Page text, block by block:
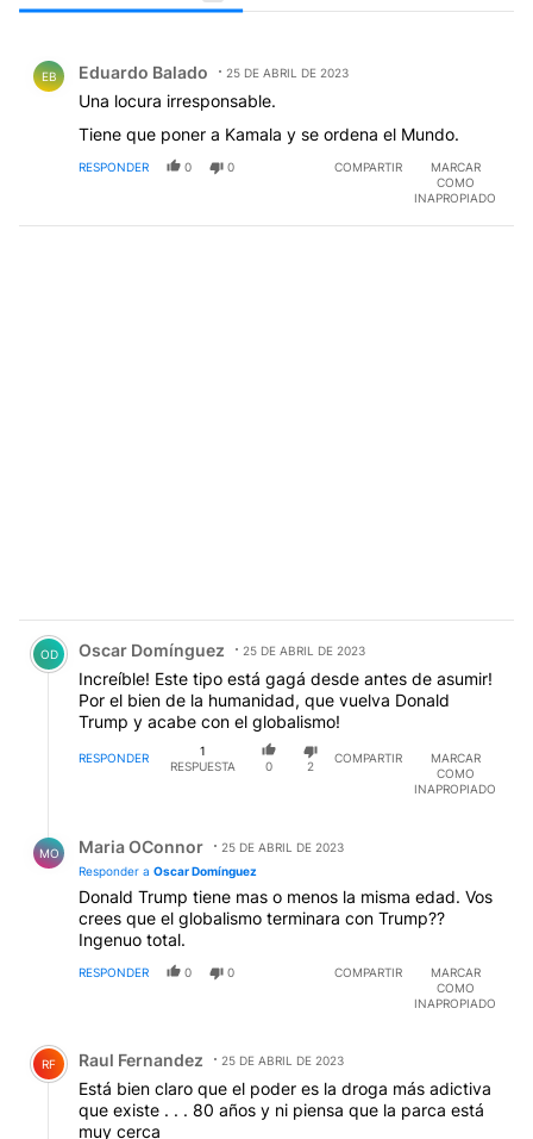
EB Eduardo Balado 25 DE ABRIL DE 2023
Una locura irresponsable.
Tiene que poner a Kamala y se ordena el Mundo.
RESPONDER 0 0 COMPARTIR
MARCAR
COMO
INAPROPIADO
Comentario de Oscar Domínguez.
OD Oscar Domínguez 25 DE ABRIL DE 2023
Increíble! Este tipo está gagá desde antes de asumir!
Por el bien de la humanidad, que vuelva Donald
Trump y acabe con el globalismo!
RESPONDER
1
RESPUESTA
0 2
COMPARTIR
MARCAR
COMO
INAPROPIADO
MO Maria OConnor
25 DE ABRIL DE 2023
Responder a Oscar Domínguez
Donald Trump tiene mas o menos la misma edad. Vos
crees que el globalismo terminara con Trump??
Ingenuo total.
RESPONDER 0 0 COMPARTIR
MARCAR
COMO
INAPROPIADO
Comentario de Raul Fernandez.
RF Raul Fernandez 25 DE ABRIL DE 2023
Está bien claro que el poder es la droga más adictiva
que existe . . . 80 años y ni piensa que la parca está
muy cerca